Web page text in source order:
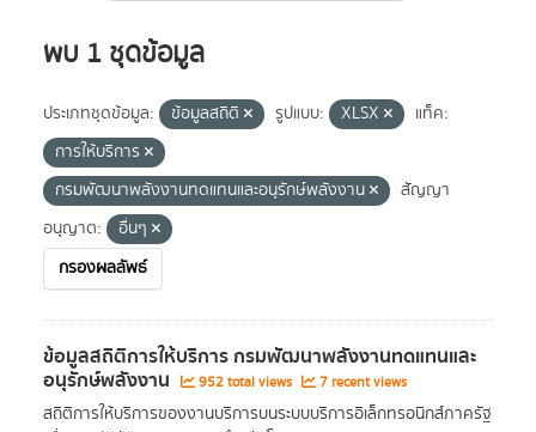
พบ 1 ชุดข้อมูล
ประเภทชุดข้อมูล: ข้อมูลสถิติ รูปแบบ: XLSX
แท็ค:
การให้บริการ
กรมพัฒนาพลังงานทดแทนและอนุรักษ์พลังงาน
สัญญา
อนุญาต:
อื่นๆ
กรองผลลัพธ์
ข้อมูลสถิติการให้บริการ กรมพัฒนาพลังงานทดแทนและ
อนุรักษ์พลังงาน 952 total views 7 recent views
สถิติการให้บริการของงานบริการบนระบบบริการอิเล็กทรอนิกส์ภาครัฐ